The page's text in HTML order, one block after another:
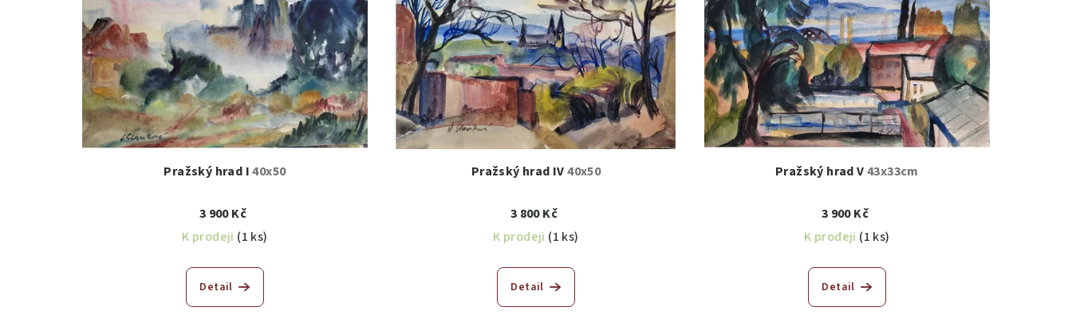
Pražský hrad I40x50
3 900 Kč
K prodeji (1 ks)
Detail
Pražský hrad IV40x50
3 800 Kč
K prodeji (1 ks)
Detail
Pražský hrad V43x33cm
3 900 Kč
K prodeji (1 ks)
Detail